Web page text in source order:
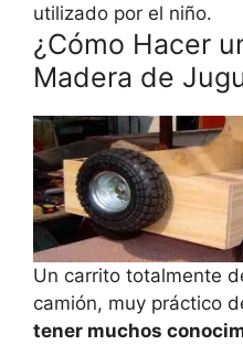
utilizado por el niño.
¿Cómo Hacer
Madera de
Un carrito totalmente
camión, muy práctico
tener muchos